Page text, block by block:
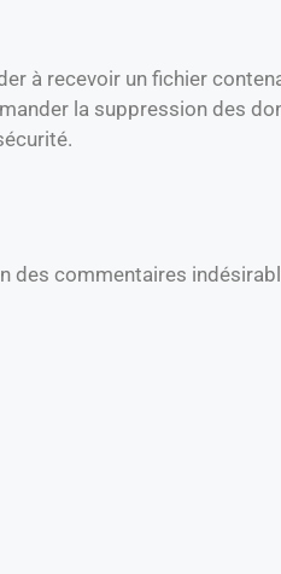
à recevoir un fichier
la suppression des
des commentaires